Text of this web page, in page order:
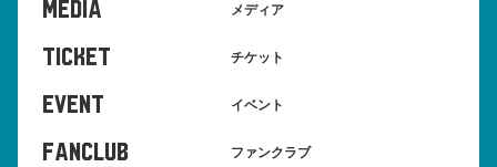
MEDIA メディア
TICKET チケット
EVENT イベント
FANCLUB ファンクラブ